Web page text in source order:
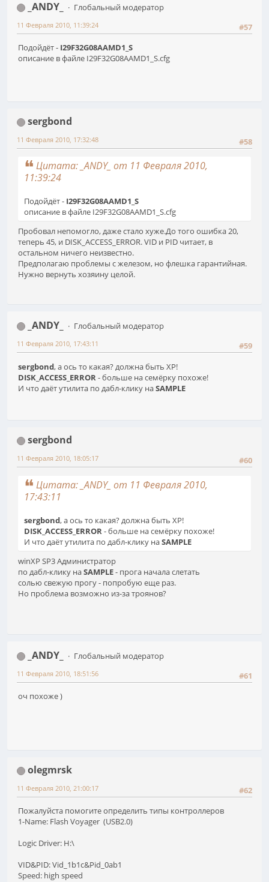
_ANDY_
Глобальный модератор
#57
11 Февраля 2010, 11:39:24
Подойдёт - I29F32G08AAMD1_S
описание в файле I29F32G08AAMD1_S.cfg
sergbond
#58
11 Февраля 2010, 17:32:48
Цитата: _ANDY_ от 11 Февраля 2010,
11:39:24
Подойдёт - I29F32G08AAMD1_S
описание в файле I29F32G08AAMD1_S.cfg
Пробовал непомогло, даже стало хуже.До того ошибка 20,
теперь 45, и DISK_ACCESS_ERROR. VID и PID читает, в
остальном ничего неизвестно.
Предполагаю проблемы с железом, но флешка гарантийная.
Нужно вернуть хозяину целой.
_ANDY_
Глобальный модератор
#59
11 Февраля 2010, 17:43:11
sergbond, а ось то какая? должна быть XP!
DISK_ACCESS_ERROR- больше на семёрку похоже!
И что даёт утилита по дабл-клику наSAMPLE
sergbond
#60
11 Февраля 2010, 18:05:17
Цитата: _ANDY_ от 11 Февраля 2010,
17:43:11
sergbond, а ось то какая? должна быть XP!
DISK_ACCESS_ERROR- больше на семёрку похоже!
И что даёт утилита по дабл-клику наSAMPLE
winXP SP3 Администратор
по дабл-клику наSAMPLE- прога начала слетать
солью свежую прогу - попробую еще раз.
Но проблема возможно из-за троянов?
_ANDY_
Глобальный модератор
#61
11 Февраля 2010, 18:51:56
оч похоже )
olegmrsk
#62
11 Февраля 2010, 21:00:17
Пожалуйста помогите определить типы контроллеров
1-Name: Flash Voyager (USB2.0)
Logic Driver: H:\
VID&PID: Vid_1b1c&Pid_0ab1
Speed: high speed